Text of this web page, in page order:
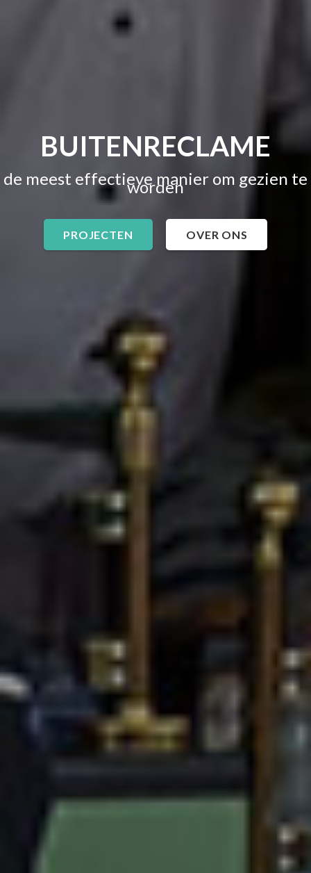
BUITENRECLAME
de meest effectieve manier om gezien te
worden
PROJECTEN OVER ONS